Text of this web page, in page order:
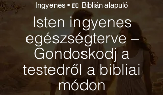
Ingyenes • 📖 Biblián alapuló
Isten ingyenes
egészségterve –
Gondoskodj a
testedről a bibliai
módon